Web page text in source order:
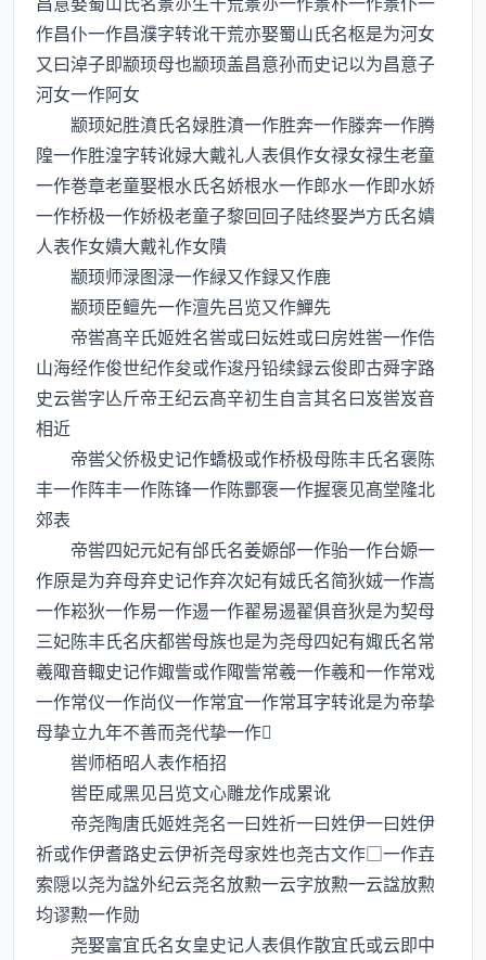
作昌仆一作昌濮字转讹干荒亦娶蜀山氏名枢是为河女
又曰淖子即颛顼母也颛顼盖昌意孙而史记以为昌意子
河女一作阿女
颛顼妃胜濆氏名娽胜濆一作胜奔一作滕奔一作腾
隍一作胜湟字转讹娽大戴礼人表俱作女禄女禄生老童
一作巻章老童娶根水氏名娇根水一作郎水一作即水娇
一作桥极一作娇极老童子黎回回子陆终娶方氏名嬇
人表作女嬇大戴礼作女隤
颛顼师渌图渌一作緑又作録又作鹿
颛顼臣鳣先一作澶先吕览又作鱓先
帝喾髙辛氏姬姓名喾或曰妘姓或曰房姓喾一作俈
山海经作俊世纪作夋或作逡丹铅续録云俊即古舜字路
史云喾字亾斤帝王纪云髙辛初生自言其名曰岌喾岌音
相近
帝喾父侨极史记作蟜极或作桥极母陈丰氏名褒陈
丰一作阵丰一作陈锋一作陈酆褒一作握褒见髙堂隆北
郊表
帝喾四妃元妃有邰氏名姜嫄邰一作骀一作台嫄一
作原是为弃母弃史记作弃次妃有娀氏名简狄娀一作嵩
一作崧狄一作易一作逷一作翟易逷翟俱音狄是为契母
三妃陈丰氏名庆都喾母族也是为尧母四妃有娵氏名常
羲陬音輙史记作娵訾或作陬訾常羲一作羲和一作常戏
一作常仪一作尚仪一作常宜一作常耳字转讹是为帝挚
母挚立九年不善而尧代挚一作
喾师栢昭人表作栢招
喾臣咸黑见吕览文心雕龙作成累讹
帝尧陶唐氏姬姓尧名一曰姓祈一曰姓伊一曰姓伊
祈或作伊耆路史云伊祈尧母家姓也尧古文作□一作壵
索隠以尧为諡外纪云尧名放勲一云字放勲一云諡放勲
均谬勲一作勋
尧娶富宜氏名女皇史记人表俱作散宜氏或云即中